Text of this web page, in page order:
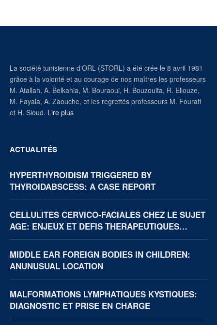
La société tunisienne d'ORL (STORL) a été crée le 8 avril 1981
grâce à la volonté et au courage de nos maîtres les professeurs
M. Atallah, A. Belkahia, M. Bouraoui, H. Bouzouita, R. Ellouze,
M. Fayala, A. Zaouche, et les regrettés professeurs M. Fourati
et H. Sioud. Lire plus
ACTUALITÉS
HYPERTHYROIDISM TRIGGERED BY
THYROIDABSCESS: A CASE REPORT
CELLULITES CERVICO-FACIALES CHEZ LE SUJET
AGE: ENJEUX ET DEFIS THERAPEUTIQUES
(BOUAKE, CÔTE D’IVOIRE)
MIDDLE EAR FOREIGN BODIES IN CHILDREN:
ANUNUSUAL LOCATION
MALFORMATIONS LYMPHATIQUES KYSTIQUES:
DIAGNOSTIC ET PRISE EN CHARGE